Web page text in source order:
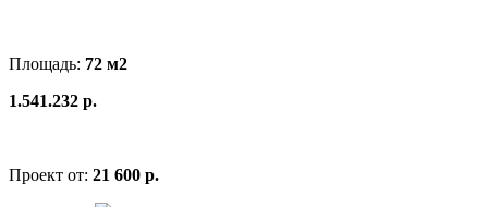
Площадь: 72 м2
1.541.232 р.
Проект от: 21 600 р.